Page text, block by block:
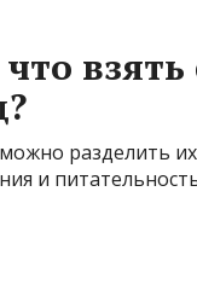
взять
разделить
и